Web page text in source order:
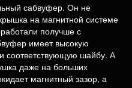
сабвуфер. Он не
на магнитной системе
получше с
имеет высокую
соответствующую шайбу. А
даже на больших
магнитный зазор, а